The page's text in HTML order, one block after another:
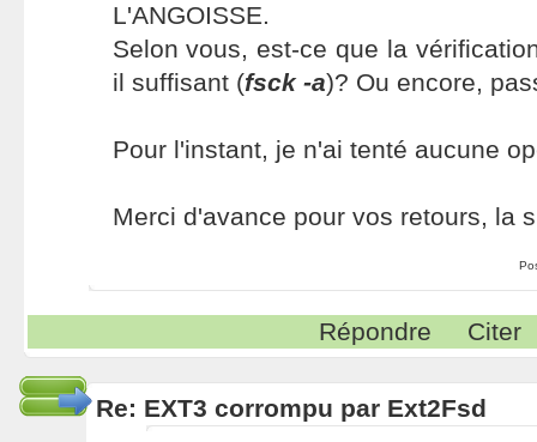
L'ANGOISSE.
Selon vous, est-ce que la
il suffisant (fsck -a)? Ou encore,
Pour l'instant, je n'ai tenté aucune
Merci d'avance pour vos retours, la
Répondre Citer
Re: EXT3 corrompu par Ext2Fsd